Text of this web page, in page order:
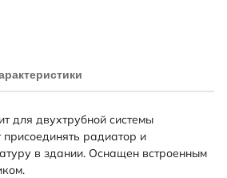
для двухтрубной системы
присоединять радиатор и
в здании. Оснащен встроенным